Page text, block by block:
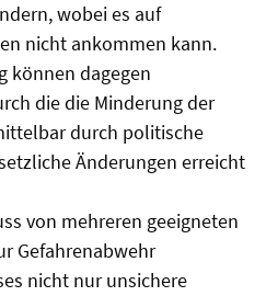
wobei es auf
nicht ankommen kann.
können dagegen
die die Minderung der
durch politische
Änderungen erreicht
von mehreren geeigneten
Gefahrenabwehr
nicht nur unsichere